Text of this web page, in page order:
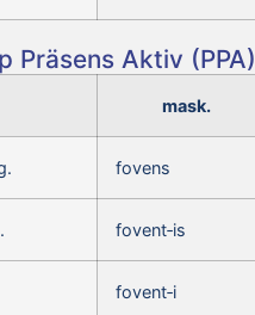
Präsens Aktiv (PPA)
mask.
fovens
fovent‑is
fovent‑i